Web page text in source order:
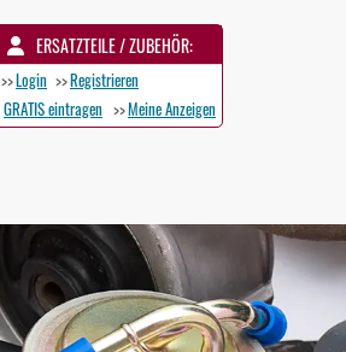
ERSATZTEILE / ZUBEHÖR:
>>Login >>Registrieren
GRATIS eintragen >>Meine Anzeigen